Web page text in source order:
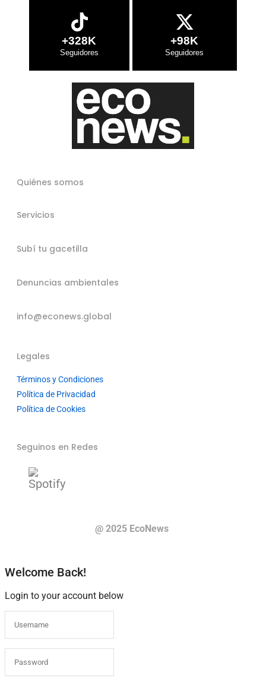
+328K +98K
Quiénes somos
Servicios
Subí tu gacetilla
Denuncias ambientales
info@econews.global
Legales
Términos y Condiciones
Política de Privacidad
Política de Cookies
Seguinos en Redes
@ 2025 EcoNews
Welcome Back!
Login to your account below